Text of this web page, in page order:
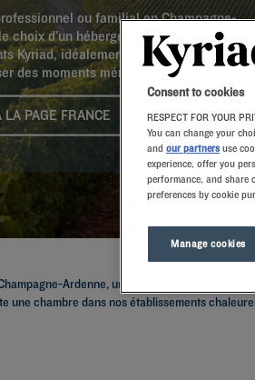
ou familial en Champagne-
choix d’un hébergement convivial ! Les
Kyriad, idéalement situés et bien
des moments mémorables !
LA PAGE FRANCE
Ardenne, une région au riche
une chambre dans nos établissements
Consent to cookies
RESPECT FOR YOUR
You can change your
and our partners use
experience, offer you
performance, and share
preferences by cookie
Manage cookies